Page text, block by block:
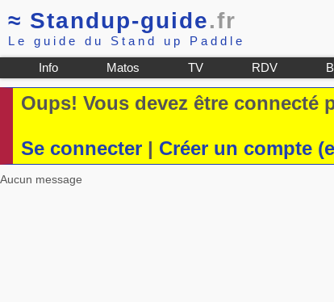
≈ Standup-guide.fr
Le guide du Stand up Paddle
Info Matos TV RDV
Oups! Vous devez être connecté
Se connecter | Créer un compte
Aucun message